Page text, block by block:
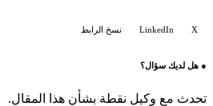
LinkedIn نسخ الرابط
●هل لديك سؤال؟
تحدث مع وكيل نقطة بشأن هذا المقال.